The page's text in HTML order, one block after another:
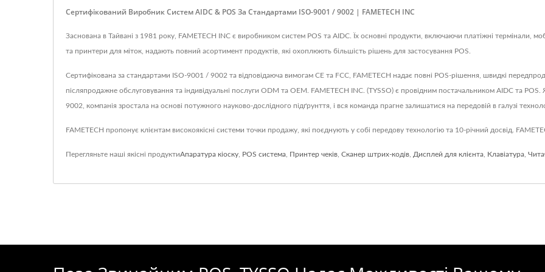
Сертифікований Виробник Систем AIDC & POS За Стандартами ISO-9001 / 9002 | FAMETECH INC
Заснована в Тайвані з 1981 року, FAMETECH INC є виробником систем POS та AIDC. Їх основні продукти, включаючи платіжні термінали,
та принтери для міток, надають повний асортимент продуктів, які охоплюють більшість рішень для застосування POS.
Сертифікована за стандартами ISO-9001 / 9002 та відповідаюча вимогам CE та FCC, FAMETECH надає повні POS-рішення, швидкі
післяпродажне обслуговування та індивідуальні послуги ODM та OEM. FAMETECH INC. (TYSSO) є провідним постачальником AIDC та
9002, компанія зростала на основі потужного науково-дослідного підґрунття, і вся команда прагне залишатися на передовій в галузі
FAMETECH пропонує клієнтам високоякісні системи точки продажу, які поєднують у собі передову технологію та 10-річний досвід.
Перегляньте наші якісні продуктиАпаратура кіоску POS система Принтер чеків Сканер штрих-кодів Дисплей для клієнта Клавіатура